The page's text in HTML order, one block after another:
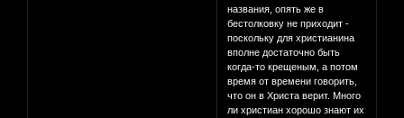
названия, опять же в
бестолковку не приходит -
поскольку для христианина
вполне достаточно быть
когда-то крещеным, а потом
время от времени говорить,
что он в Христа верит. Много
ли христиан хорошо знают их